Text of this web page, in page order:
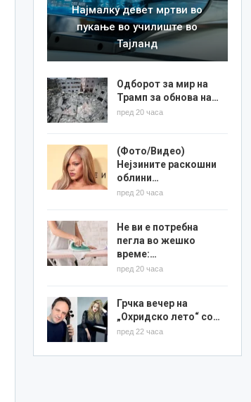
Најмалку девет мртви во
пукање во училиште во
Тајланд
Одборот за мир на
Трамп за обнова на…
пред 20 часа
(Фото/Видео)
Нејзините раскошни
облини…
пред 20 часа
Не ви е потребна
пегла во жешко
време:…
пред 20 часа
Грчка вечер на
„Охридско лето“ со…
пред 22 часа